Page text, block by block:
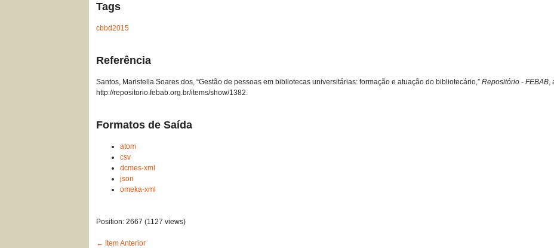
Tags
cbbd2015
Referência
Santos, Maristella Soares dos, “Gestão de pessoas em bibliotecas universitárias: formação e atuação do bibliotecário,”Repositório - FEBAB,
http://repositorio.febab.org.br/items/show/1382.
Formatos de Saída
atom
csv
dcmes-xml
json
omeka-xml
Position:2667 (1127 views)
← Item Anterior